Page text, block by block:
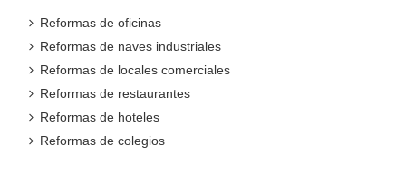
Reformas de oficinas
Reformas de naves industriales
Reformas de locales comerciales
Reformas de restaurantes
Reformas de hoteles
Reformas de colegios